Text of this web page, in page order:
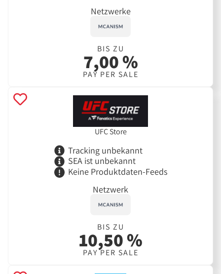
Netzwerke
BIS ZU
7,00 %
PAY PER SALE
UFC Store
Tracking unbekannt
SEA ist unbekannt
Keine Produktdaten-Feeds
Netzwerk
BIS ZU
10,50 %
PAY PER SALE